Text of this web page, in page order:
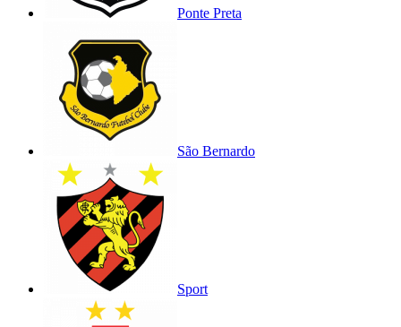
Ponte Preta
São Bernardo
Sport